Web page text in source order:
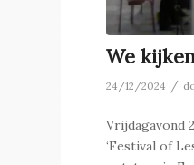
We
24/12/2024 /
Vrijdagavond
‘Festival of